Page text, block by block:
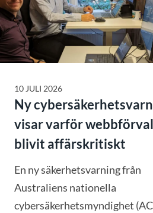
10 JULI 2026
Ny
visar varför
blivit affärskritiskt
En ny säkerhetsvarning från
Australiens nationella
cybersäkerhetsmyndighet